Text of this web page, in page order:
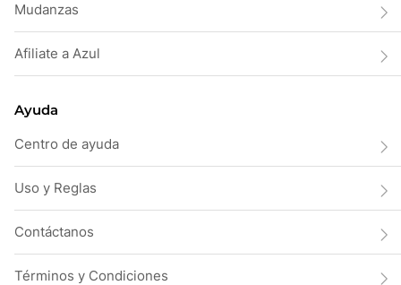
Mudanzas
Afiliate a Azul
Ayuda
Centro de ayuda
Uso y Reglas
Contáctanos
Términos y Condiciones